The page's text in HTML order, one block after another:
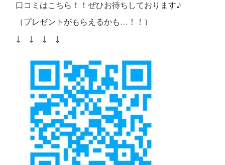
口コミはこちら！！ぜひお待ちしております♪
（プレゼントがもらえるかも…！！）
↓ ↓ ↓ ↓